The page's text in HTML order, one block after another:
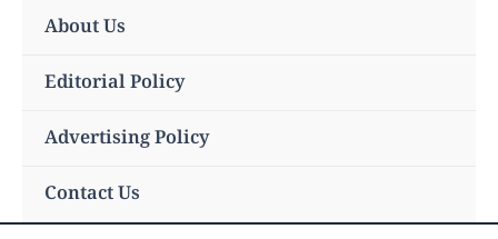
content
About Us
Editorial Policy
Advertising Policy
Contact Us